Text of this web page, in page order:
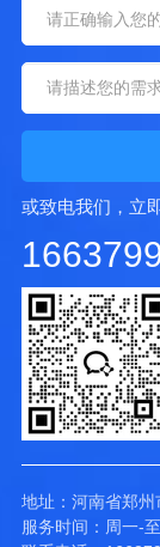
或致电我们，立
地址：河南省郑
服务时间：周一-